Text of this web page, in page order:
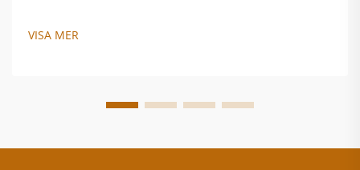
VISA MER